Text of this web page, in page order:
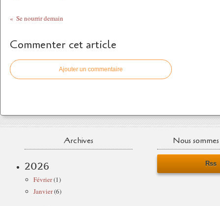
Se nourrir demain
Commenter cet article
Ajouter un commentaire
Archives
2026
Février(1)
Janvier(6)
Nous
Rss